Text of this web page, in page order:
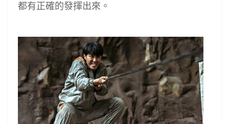
都有正確的發揮出來。